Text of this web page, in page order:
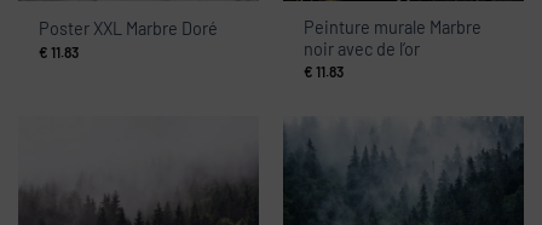
Poster XXL Marbre Doré
€ 11.83
Peinture murale Marbre
noir avec de l’or
€ 11.83